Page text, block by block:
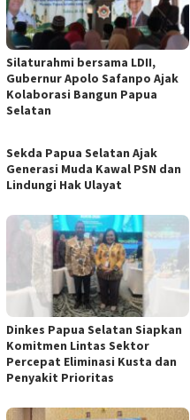
Silaturahmi bersama LDII,
Gubernur Apolo Safanpo Ajak
Kolaborasi Bangun Papua
Selatan
Sekda Papua Selatan Ajak
Generasi Muda Kawal PSN dan
Lindungi Hak Ulayat
Dinkes Papua Selatan Siapkan
Komitmen Lintas Sektor
Percepat Eliminasi Kusta dan
Penyakit Prioritas